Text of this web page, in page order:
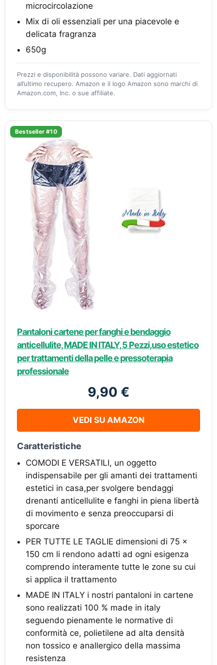
microcircolazione
Mix di oli essenziali per una piacevole e
delicata fragranza
650g
Prezzi e disponibilità possono variare. Dati aggiornati
all’ultimo recupero. Amazon e il logo Amazon sono marchi di
Amazon.com, Inc. o sue affiliate.
Bestseller #10
Pantaloni cartene per fanghi e bendaggio
anticellulite, MADE IN ITALY, 5 Pezzi,uso estetico
per trattamenti della pelle e pressoterapia
professionale
9,90 €
VEDI SU AMAZON
Caratteristiche
COMODI E VERSATILI, un oggetto
indispensabile per gli amanti dei trattamenti
estetici in casa,per svolgere bendaggi
drenanti anticellulite e fanghi in piena libertà
di movimento e senza preoccuparsi di
sporcare
PER TUTTE LE TAGLIE dimensioni di 75 x
150 cm li rendono adatti ad ogni esigenza
comprendo interamente tutte le zone su cui
si applica il trattamento
MADE IN ITALY i nostri pantaloni in cartene
sono realizzati 100 % made in italy
seguendo pienamente le normative di
conformità ce, polietilene ad alta densità
non tossico e anallergico della massima
resistenza